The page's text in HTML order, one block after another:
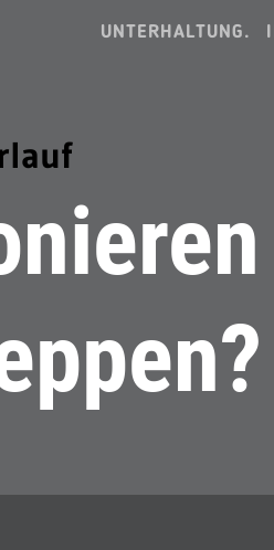
UNTERHALTUNG.